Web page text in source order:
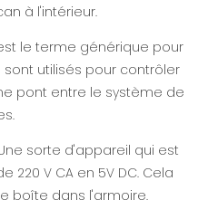
à l'intérieur.
le terme générique pour
sont utilisés pour contrôler
pont entre le système de
sorte d'appareil qui est
220 V CA en 5V DC. Cela
boîte dans l'armoire.